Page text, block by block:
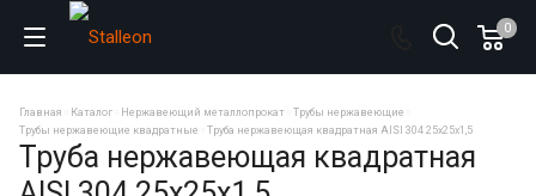
0
Главная Каталог Нержавеющий металлопрокат
Трубы нержавеющие
Трубы нержавеющие квадратные
Труба нержавеющая квадратная AISI 304 25х25х1,5
Труба нержавеющая квадратная